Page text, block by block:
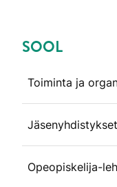
Ohita valikko
SOOL
Toiminta ja
Jäsenyhdistykset
Opeopiskelija-